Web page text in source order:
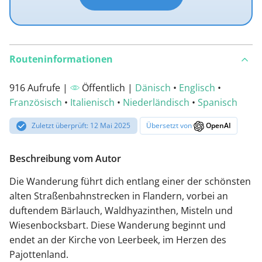
Routeninformationen
916 Aufrufe | Öffentlich | Dänisch • Englisch •
Französisch • Italienisch • Niederländisch • Spanisch
Zuletzt überprüft: 12 Mai 2025 Übersetzt von OpenAI
Beschreibung vom Autor
Die Wanderung führt dich entlang einer der schönsten
alten Straßenbahnstrecken in Flandern, vorbei an
duftendem Bärlauch, Waldhyazinthen, Misteln und
Wiesenbocksbart. Diese Wanderung beginnt und
endet an der Kirche von Leerbeek, im Herzen des
Pajottenland.